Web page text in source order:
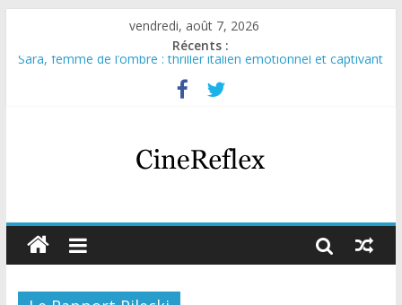
vendredi, août 7, 2026
Récents :
Sara, femme de l’ombre : thriller italien émotionnel et captivant
Journal d’une fille larguée : nouvelle série suédoise sur Netflix
Aema : mini-série sur le tournage d’un film érotique devenu
Glass Heart : excellente série musicale avec Takeru Satō
Olympo, saison 1 : nouvelle série qui séduira les fans de